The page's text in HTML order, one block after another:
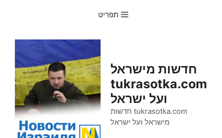
תפריט
חדשות מישראל
tukrasotka.com
ועל ישראל
tukrasotka.com חדשות
מישראל ועל ישראל